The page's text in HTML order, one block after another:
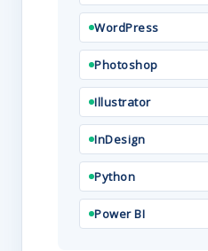
WordPress
Photoshop
Illustrator
InDesign
Python
Power BI